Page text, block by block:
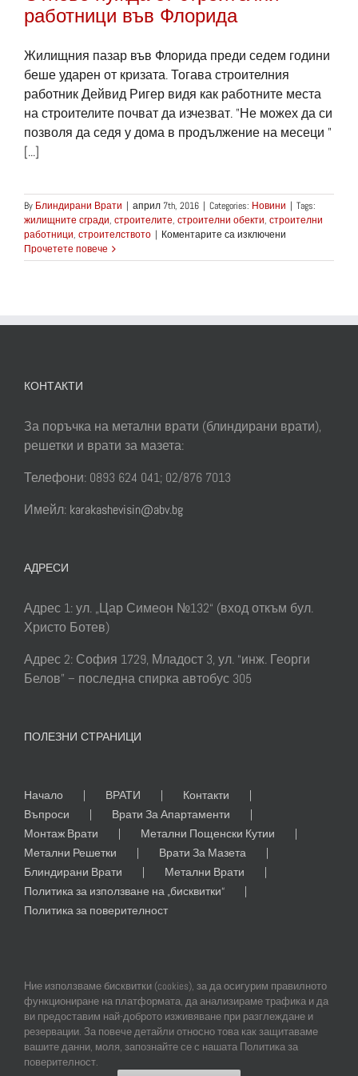
работници във Флорида
Жилищния пазар във Флорида преди седем години
беше ударен от кризата. Тогава строителния
работник Дейвид Ригер видя как работните места
на строителите почват да изчезват. "Не можех да си
позволя да седя у дома в продължение на месеци "
[...]
By Блиндирани Врати | април 7th, 2016 | Categories: Новини | Tags:
жилищните сгради, строителите, строителни обекти, строителни
работници, строителството | Коментарите са изключени
нужда
Прочетете повече
КОНТАКТИ
За поръчка на метални врати (блиндирани врати),
решетки и врати за мазета:
Телефони: 0893 624 041; 02/876 7013
Имейл: karakashevisin@abv.bg
АДРЕСИ
Адрес 1: ул. „Цар Симеон №132“ (вход откъм бул.
Христо Ботев)
Адрес 2: София 1729, Младост 3, ул. “инж. Георги
Белов” – последна спирка автобус 305
ПОЛЕЗНИ СТРАНИЦИ
Начало ВРАТИ
Контакти
Въпроси
Врати За Апартаменти
Монтаж Врати
Метални Пощенски Кутии
Метални Решетки
Врати За Мазета
Блиндирани Врати
Метални Врати
Политика за използване на „бисквитки“
Политика за поверителност
© Copyright2026 | All Rights Reserved | Professional Web Design and
SEO byOnline Creations Ltd
Ние използваме бисквитки (cookies), за да осигурим правилното
функциониране на платформата, да анализираме трафика и да
ви предоставим най-доброто изживяване при разглеждане и
резервации. За повече детайли относно това как защитаваме
вашите данни, моля, запознайте се с нашата Политика за
поверителност.